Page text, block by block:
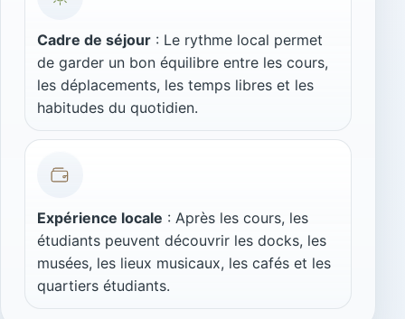
Cadre de séjour : Le rythme local permet
de garder un bon équilibre entre les cours,
les déplacements, les temps libres et les
habitudes du quotidien.
Expérience locale : Après les cours, les
étudiants peuvent découvrir les docks, les
musées, les lieux musicaux, les cafés et les
quartiers étudiants.